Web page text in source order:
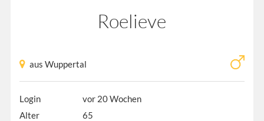
Roelieve
aus Wuppertal
Login
vor 20 Wochen
Alter
65